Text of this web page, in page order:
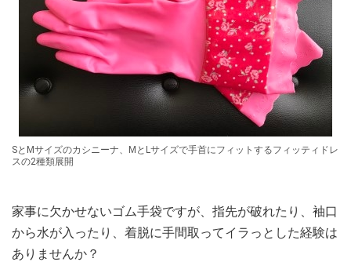
SとMサイズのカシニーナ、MとLサイズで手首にフィットするフィッティドレ
スの2種類展開
家事に欠かせないゴム手袋ですが、指先が破れたり、袖口
から水が入ったり、着脱に手間取ってイラっとした経験は
ありませんか？